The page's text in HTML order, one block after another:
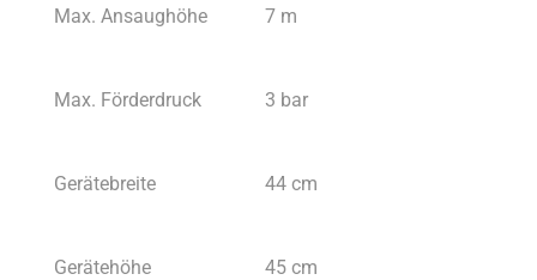
Max. Ansaughöhe 7 m
Max. Förderdruck 3 bar
Gerätebreite 44 cm
Gerätehöhe 45 cm